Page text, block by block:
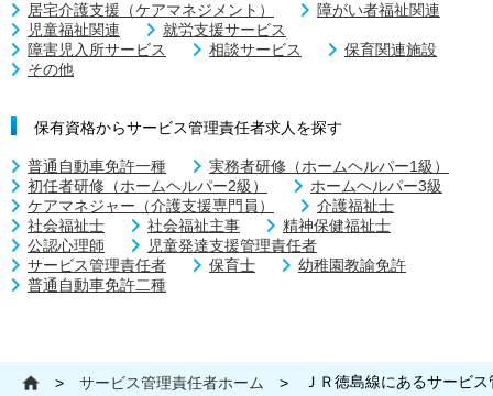
居宅介護支援（ケアマネジメント）
障がい者福祉関連
児童福祉関連
就労支援サービス
障害児入所サービス
相談サービス
保育関連施設
その他
保有資格からサービス管理責任者求人を探す
普通自動車免許一種
実務者研修（ホームヘルパー1級）
初任者研修（ホームヘルパー2級）
ホームヘルパー3級
ケアマネジャー（介護支援専門員）
介護福祉士
社会福祉士
社会福祉主事
精神保健福祉士
公認心理師
児童発達支援管理責任者
サービス管理責任者
保育士
幼稚園教諭免許
普通自動車免許二種
> サービス管理責任者ホーム > ＪＲ徳島線にあるサービ